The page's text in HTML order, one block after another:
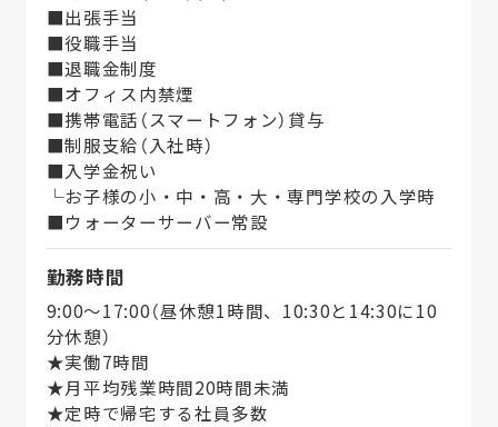
■出張手当
■役職手当
■退職金制度
■オフィス内禁煙
■携帯電話（スマートフォン）貸与
■制服支給（入社時）
■入学金祝い
└お子様の小・中・高・大・専門学校の入学時
■ウォーターサーバー常設
勤務時間
9:00～17:00（昼休憩1時間、10:30と14:30に10
分休憩）
★実働7時間
★月平均残業時間20時間未満
★定時で帰宅する社員多数